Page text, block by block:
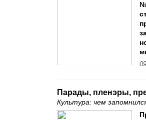
Парады, пленэры,
Культура: чем